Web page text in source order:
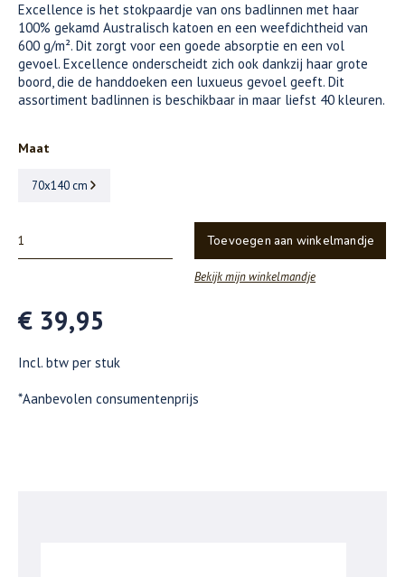
Excellence is het stokpaardje van ons badlinnen met haar
100% gekamd Australisch katoen en een weefdichtheid van
600 g/m². Dit zorgt voor een goede absorptie en een vol
gevoel. Excellence onderscheidt zich ook dankzij haar grote
boord, die de handdoeken een luxueus gevoel geeft. Dit
assortiment badlinnen is beschikbaar in maar liefst 40 kleuren.
Maat
70x140 cm
Toevoegen aan winkelmandje
Bekijk mijn winkelmandje
€ 39,95
Incl. btw per stuk
*Aanbevolen consumentenprijs